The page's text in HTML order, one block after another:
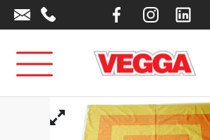
Αρχική σελίδα Αθλητικά Είδη - Εξοπλισμός/